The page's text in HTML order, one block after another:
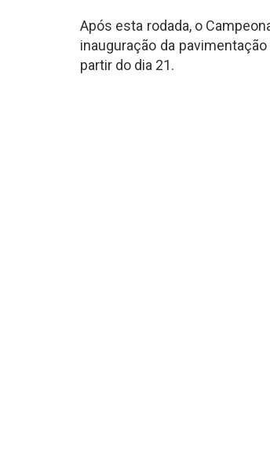
Após esta rodada, o
inauguração da
partir do dia 21.